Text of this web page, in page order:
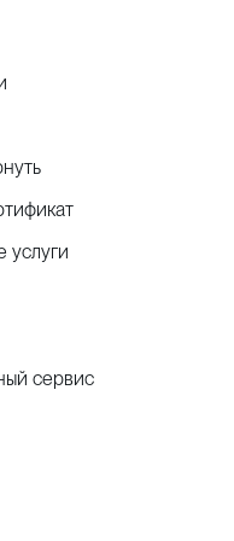
ст.группа, Россия,
6+
услуги
сервис